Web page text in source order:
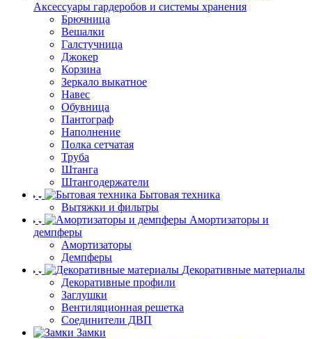
Аксессуары гардеробов и системы хранения
Брючница
Вешалки
Галстучница
Джокер
Корзина
Зеркало выкатное
Навес
Обувница
Пантограф
Наполнение
Полка сетчатая
Труба
Штанга
Штангодержатели
Бытовая техника
Вытяжки и фильтры
Амортизаторы и
демпферы
Амортизаторы
Демпферы
Декоративные материалы
Декоративные профили
Заглушки
Вентиляционная решетка
Соединители ДВП
Замки